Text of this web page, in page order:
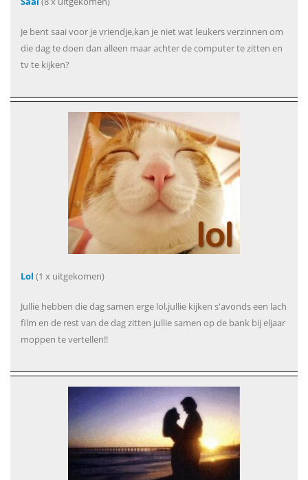
Je bent saai voor je vriendje,kan je niet wat leukers verzinnen om
die dag te doen dan alleen maar achter de computer te zitten en
tv te kijken?
Lol (1 x uitgekomen)
Jullie hebben die dag samen erge lol,jullie kijken s'avonds een lach
film en de rest van de dag zitten jullie samen op de bank bij eljaar
moppen te vertellen!!